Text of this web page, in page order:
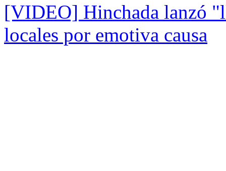
[VIDEO] Hinchada lanzó
locales por emotiva causa